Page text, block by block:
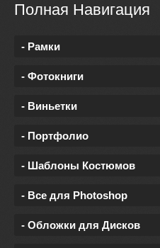
Полная Навигация
- Рамки
- Фотокниги
- Виньетки
- Портфолио
- Шаблоны Костюмов
- Все для Photoshop
- Обложки для Дисков